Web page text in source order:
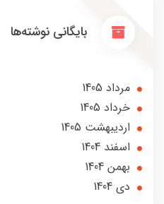
بایگانی نوشته‌ها
مرداد 1405
خرداد 1405
ارديبهشت 1405
اسفند 1404
بهمن 1404
دی 1404